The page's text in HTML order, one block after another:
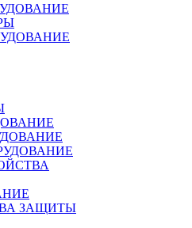
ЗАЩИТЫ